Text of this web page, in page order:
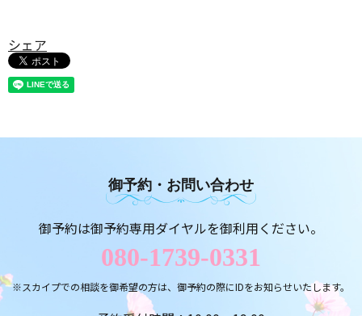
シェア
御予約・お問い合わせ
御予約は御予約専用ダイヤルを御利用ください。
080-1739-0331
※スカイプでの相談を御希望の方は、御予約の際にIDをお知らせいたします。